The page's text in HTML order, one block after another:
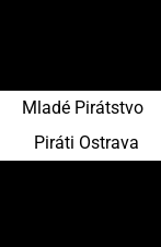
Mladé Pirátstvo
Piráti Ostrava